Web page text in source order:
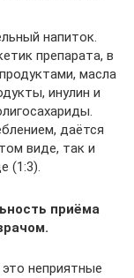
напиток.
препарата, в
масла
инулин и
даётся
виде, так и
(1:3).
приёма
неприятные